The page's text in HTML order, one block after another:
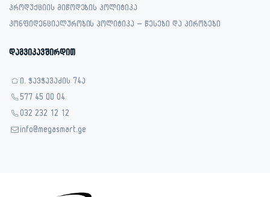
პროდუქციის მიწოდების პოლიტიკა
კონფიდენციალურობის პოლიტიკა – წესები და პირობები
დაგვიკავშირდით
ი. ჭავჭავაძის 74ა
577 45 00 04
032 232 12 12
info@megasmart.ge